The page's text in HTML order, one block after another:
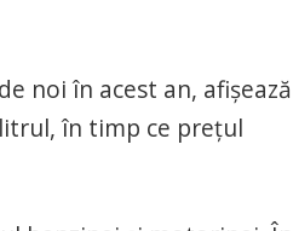
noi în acest an, afișează
în timp ce prețul